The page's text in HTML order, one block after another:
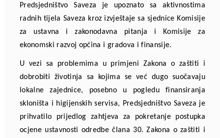
Predsjedništvo Saveza je upoznato sa aktivnostima
radnih tijela Saveza kroz izvještaje sa sjednice Komisije
za ustavna i zakonodavna pitanja i Komisije za
ekonomski razvoj općina i gradova i finansije.
U vezi sa problemima u primjeni Zakona o zaštiti i
dobrobiti životinja sa kojima se već dugo suočavaju
lokalne zajednice, posebno u pogledu finansiranja
skloništa i higijenskih servisa, Predsjedništvo Saveza je
prihvatilo prijedlog zahtjeva za pokretanje postupka
ocjene ustavnosti odredbe člana 30. Zakona o zaštiti i